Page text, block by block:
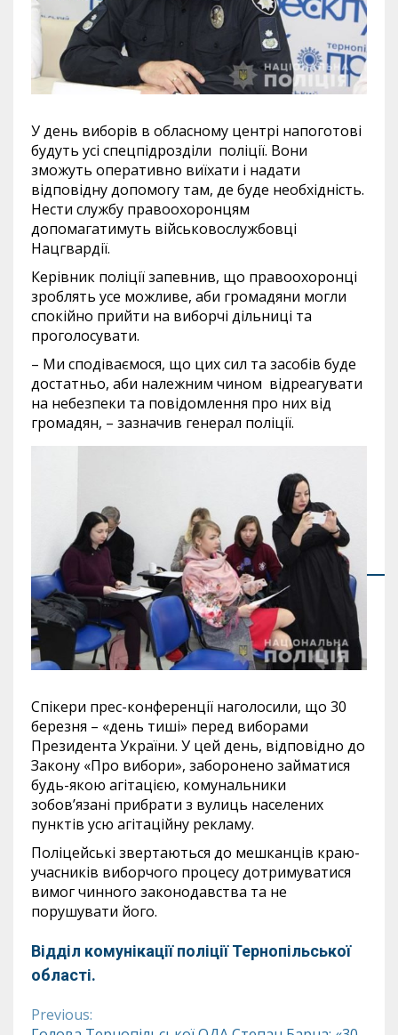
У день виборів в обласному центрі напоготові
будуть усі спецпідрозділи поліції. Вони
зможуть оперативно виїхати і надати
відповідну допомогу там, де буде необхідність.
Нести службу правоохоронцям
допомагатимуть військовослужбовці
Нацгвардії.
Керівник поліції запевнив, що правоохоронці
зроблять усе можливе, аби громадяни могли
спокійно прийти на виборчі дільниці та
проголосувати.
– Ми сподіваємося, що цих сил та засобів буде
достатньо, аби належним чином відреагувати
на небезпеки та повідомлення про них від
громадян, – зазначив генерал поліції.
Спікери прес-конференції наголосили, що 30
березня – «день тиші» перед виборами
Президента України. У цей день, відповідно до
Закону «Про вибори», заборонено займатися
будь-якою агітацією, комунальники
зобов’язані прибрати з вулиць населених
пунктів усю агітаційну рекламу.
Поліцейські звертаються до мешканців краю-
учасників виборчого процесу дотримуватися
вимог чинного законодавства та не
порушувати його.
Відділ комунікації поліції Тернопільської
області.
Continue
Previous: